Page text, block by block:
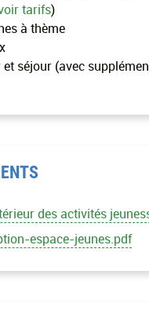
tarifs)
à thème
séjour (avec
des activités
espace-jeunes.pdf